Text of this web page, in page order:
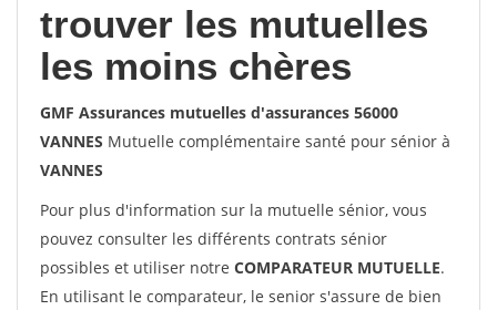
trouver les mutuelles
les moins chères
GMF Assurances mutuelles d'assurances 56000
VANNES Mutuelle complémentaire santé pour sénior à
VANNES
Pour plus d'information sur la mutuelle sénior, vous
pouvez consulter les différents contrats sénior
possibles et utiliser notre COMPARATEUR MUTUELLE.
En utilisant le comparateur, le senior s'assure de bien